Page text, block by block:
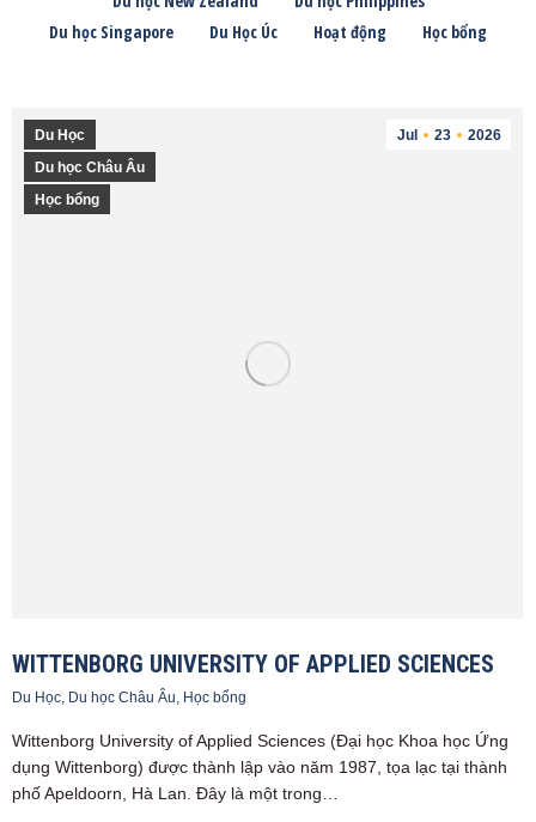
Du học Singapore
Du Học Úc Hoạt động Học bổng
Jul 23 2026
Du Học
Du học Châu Âu
Học bổng
WITTENBORG UNIVERSITY OF APPLIED SCIENCES
Du Học, Du học Châu Âu, Học bổng
Wittenborg University of Applied Sciences (Đại học Khoa học Ứng
dụng Wittenborg) được thành lập vào năm 1987, tọa lạc tại thành
phố Apeldoorn, Hà Lan. Đây là một trong…